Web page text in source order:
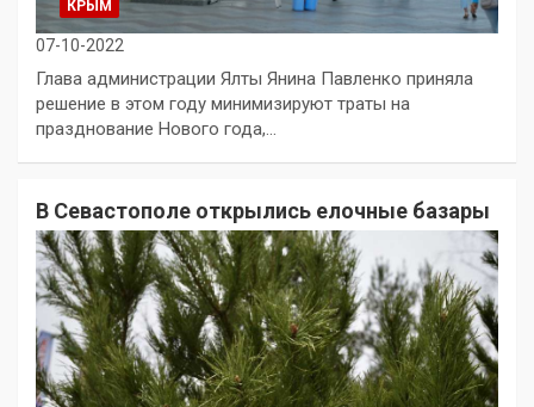
КРЫМ
07-10-2022
Глава администрации Ялты Янина Павленко приняла
решение в этом году минимизируют траты на
празднование Нового года,…
В Севастополе открылись елочные базары